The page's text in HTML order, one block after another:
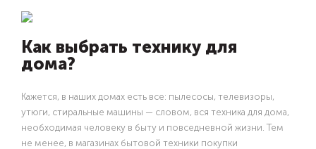
Как выбрать технику для
дома?
Кажется, в наших домах есть все: пылесосы, телевизоры,
утюги, стиральные машины — словом, вся техника для дома,
необходимая человеку в быту и повседневной жизни. Тем
не менее, в магазинах бытовой техники покупки